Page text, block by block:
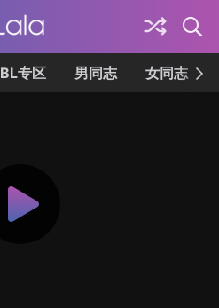
BL专区 男同志 女同志